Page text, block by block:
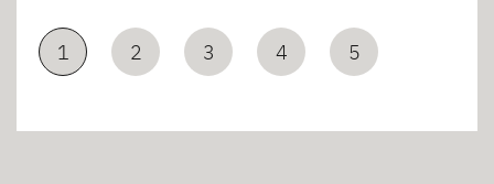
1 2 3 4 5